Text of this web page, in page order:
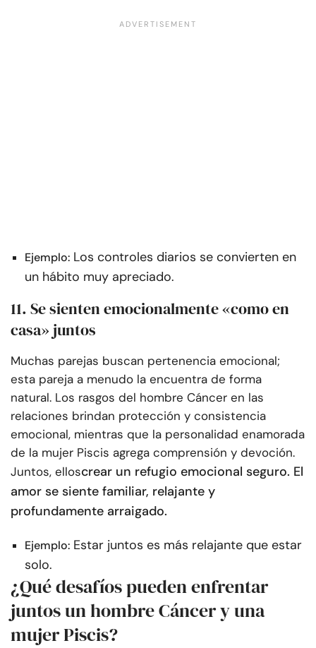
Ejemplo: Los controles diarios se convierten en
un hábito muy apreciado.
11. Se sienten emocionalmente «como en
casa» juntos
Muchas parejas buscan pertenencia emocional;
esta pareja a menudo la encuentra de forma
natural. Los rasgos del hombre Cáncer en las
relaciones brindan protección y consistencia
emocional, mientras que la personalidad enamorada
de la mujer Piscis agrega comprensión y devoción.
Juntos, elloscrear un refugio emocional seguro. El
amor se siente familiar, relajante y
profundamente arraigado.
Ejemplo: Estar juntos es más relajante que estar
solo.
¿Qué desafíos pueden enfrentar
juntos un hombre Cáncer y una
mujer Piscis?